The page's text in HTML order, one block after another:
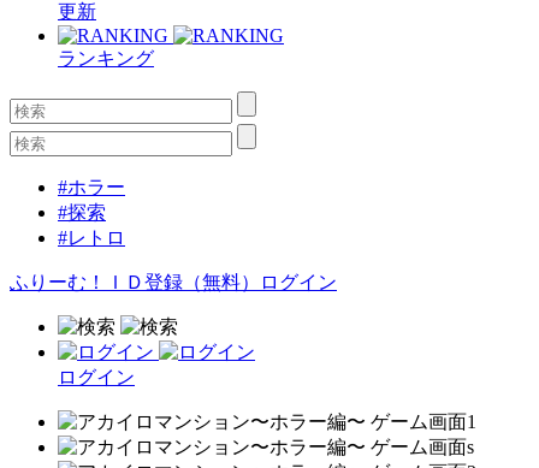
更新
ランキング
#ホラー
#探索
#レトロ
ふりーむ！ＩＤ登録（無料） ログイン
ログイン